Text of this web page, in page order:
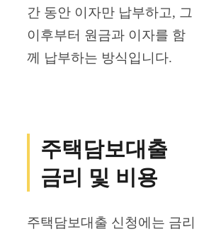
간 동안 이자만 납부하고, 그
이후부터 원금과 이자를 함
께 납부하는 방식입니다.
주택담보대출
금리 및 비용
주택담보대출 신청에는 금리